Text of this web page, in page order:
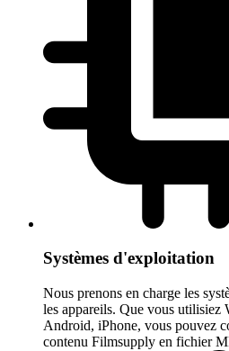
Systèmes d'exploitation
Nous prenons en charge les
les appareils. Que vous
Android, iPhone, vous pouvez
contenu Filmsupply en fichier